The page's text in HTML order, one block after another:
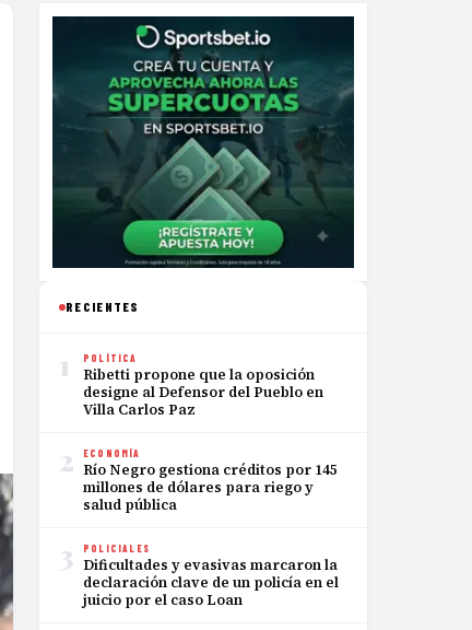
RECIENTES
1 POLÍTICA
Ribetti propone que la oposición
designe al Defensor del Pueblo en
Villa Carlos Paz
2 ECONOMÍA
Río Negro gestiona créditos por 145
millones de dólares para riego y
salud pública
3 POLICIALES
Dificultades y evasivas marcaron la
declaración clave de un policía en el
juicio por el caso Loan